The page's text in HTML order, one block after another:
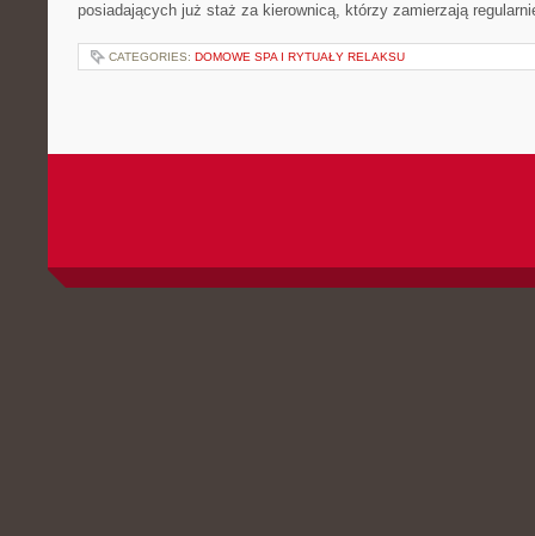
posiadających już staż za kierownicą, którzy zamierzają
CATEGORIES: DOMOWE SPA I RYTUAŁY RELAKSU